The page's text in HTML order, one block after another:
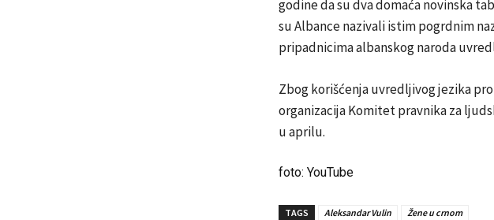
godine da su dva domaća novinska
su Albance nazivali istim pogrdnim
pripadnicima albanskog naroda
Zbog korišćenja uvredljivog jezika
organizacija Komitet pravnika za
u aprilu.
foto: YouTube
TAGS Aleksandar Vulin Žene u crnom